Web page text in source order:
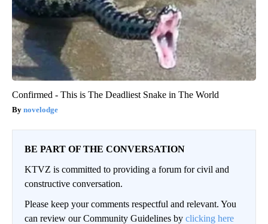
Confirmed - This is The Deadliest Snake in The World
novelodge
BE PART OF THE CONVERSATION
KTVZ is committed to providing a forum for civil and
constructive conversation.
Please keep your comments respectful and relevant. You
can review our Community Guidelines by clicking here